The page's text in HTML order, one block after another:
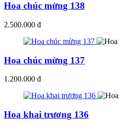
Hoa chúc mừng 138
2.500.000 đ
Hoa chúc mừng 137
1.200.000 đ
Hoa khai trương 136